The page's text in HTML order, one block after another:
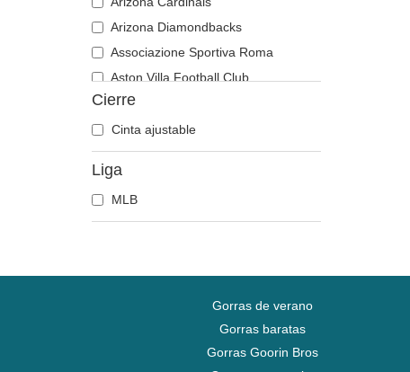
Arizona Diamondbacks
Associazione Sportiva Roma
Aston Villa Football Club
Atlanta Braves
Atlanta Falcons
Boston Bruins
Boston Celtics
Boston Red Sox
Chelsea Football Club
Chicago Blackhawks
Cierre
Cinta ajustable
Liga
MLB
Gorras de verano
Gorras baratas
Gorras Goorin Bros